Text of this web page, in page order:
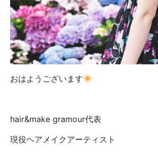
おはようございます
hair&make gramour代表
現役ヘアメイクアーティスト